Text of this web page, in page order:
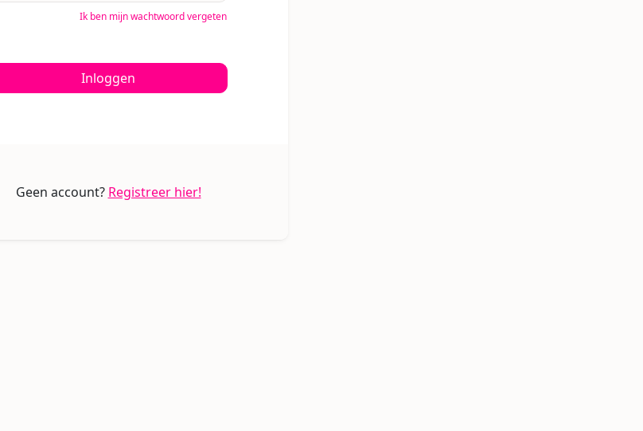
Ik ben mijn wachtwoord vergeten
Inloggen
Geen account? Registreer hier!